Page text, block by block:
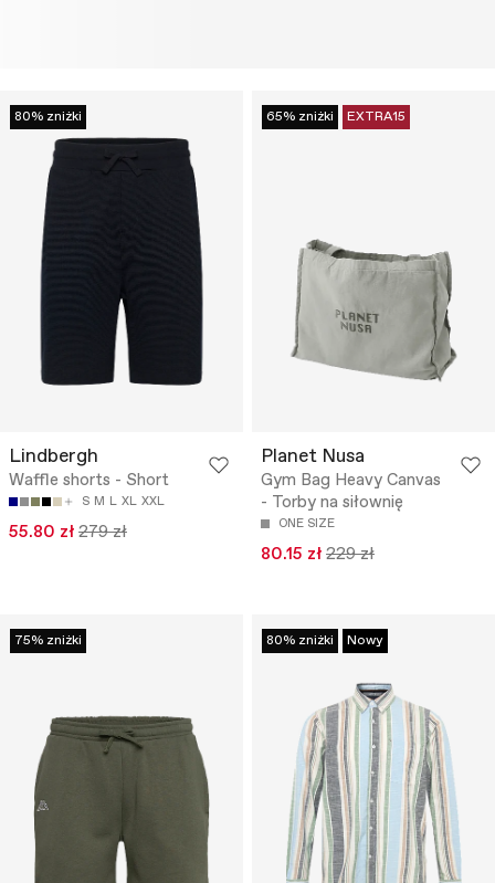
80% zniżki
Lindbergh
Waffle shorts - Short
S M L XL XXL
55.80 zł 279 zł
65% zniżki EXTRA15
Planet Nusa
Gym Bag Heavy Canvas
- Torby na siłownię
ONE SIZE
80.15 zł 229 zł
75% zniżki 80% zniżki Nowy